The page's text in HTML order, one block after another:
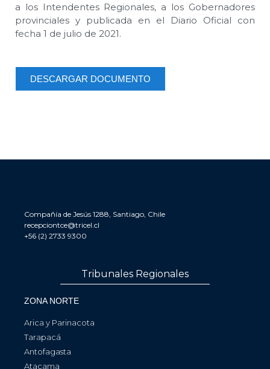
a los Intendentes Regionales, a los Gobernadores
provinciales y publicada en el Diario Oficial con
fecha 1 de julio de 2021.
DESCARGAR DOCUMENTO
Compañía de Jesús 1288, Santiago, Chile
recepciontce@tricel.cl
+56 (2) 2733 9300
Tribunales Regionales
ZONA NORTE
Arica y Parinacota
Tarapacá
Antofagasta
Atacama